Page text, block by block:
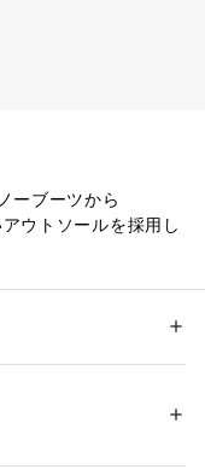
ーブーツから
ウトソールを採用し
好。断熱フリース素
グをご覧ください